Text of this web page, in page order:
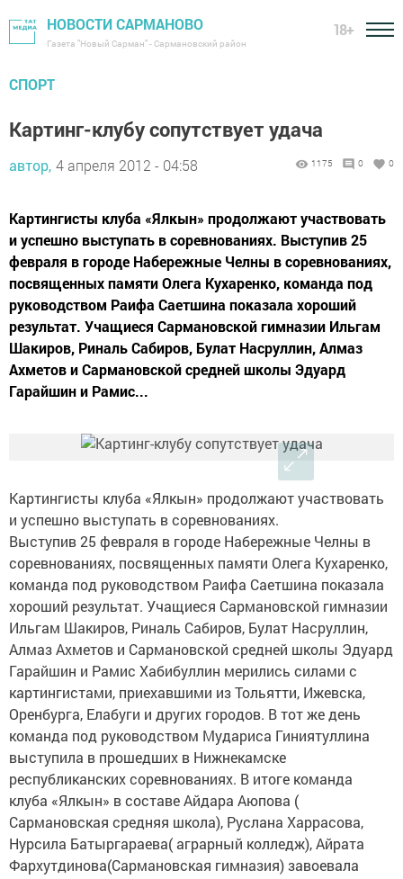
НОВОСТИ САРМАНОВО
Газета "Новый Сарман" - Сармановский район
18+
СПОРТ
Картинг-клубу сопутствует удача
автор, 4 апреля 2012 - 04:58 1175 0 0
Картингисты клуба «Ялкын» продолжают участвовать
и успешно выступать в соревнованиях. Выступив 25
февраля в городе Набережные Челны в соревнованиях,
посвященных памяти Олега Кухаренко, команда под
руководством Раифа Саетшина показала хороший
результат. Учащиеся Сармановской гимназии Ильгам
Шакиров, Риналь Сабиров, Булат Насруллин, Алмаз
Ахметов и Сармановской средней школы Эдуард
Гарайшин и Рамис...
Картингисты клуба «Ялкын» продолжают участвовать
и успешно выступать в соревнованиях.
Выступив 25 февраля в городе Набережные Челны в
соревнованиях, посвященных памяти Олега Кухаренко,
команда под руководством Раифа Саетшина показала
хороший результат. Учащиеся Сармановской гимназии
Ильгам Шакиров, Риналь Сабиров, Булат Насруллин,
Алмаз Ахметов и Сармановской средней школы Эдуард
Гарайшин и Рамис Хабибуллин мерились силами с
картингистами, приехавшими из Тольятти, Ижевска,
Оренбурга, Елабуги и других городов. В тот же день
команда под руководством Мудариса Гиниятуллина
выступила в прошедших в Нижнекамске
республиканских соревнованиях. В итоге команда
клуба «Ялкын» в составе Айдара Аюпова (
Сармановская средняя школа), Руслана Харрасова,
Нурсила Батыргараева( аграрный колледж), Айрата
Фархутдинова(Сармановская гимназия) завоевала